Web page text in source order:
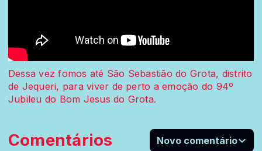
Dessa vez fomos até São Sebastião do Grota, distrito
de Jequeri, para viver de perto a emoção do 94º
Jubileu do Bom Jesus do Grota.
Comentários Novo comentário